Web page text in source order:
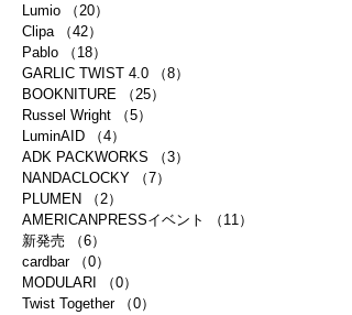
Lumio
（20）
Clipa
（42）
Pablo
（18）
GARLIC TWIST 4.0
（8）
BOOKNITURE
（25）
Russel Wright
（5）
LuminAID
（4）
ADK PACKWORKS
（3）
NANDACLOCKY
（7）
PLUMEN
（2）
AMERICANPRESSイベント
（11）
新発売
（6）
cardbar
（0）
MODULARI
（0）
Twist Together
（0）